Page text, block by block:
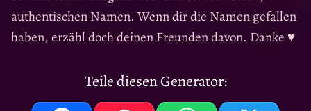
authentischen Namen. Wenn dir die Namen gefallen
haben, erzähl doch deinen Freunden davon. Danke ♥
Teile diesen Generator: